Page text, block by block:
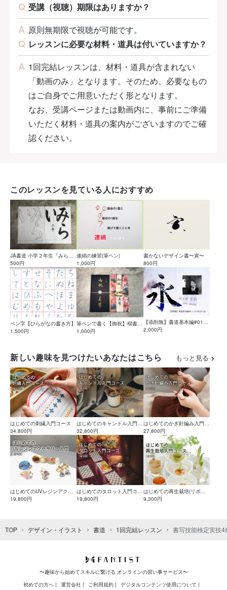
受講（視聴）期限はありますか？
原則無期限で視聴が可能です。
レッスンに必要な材料・道具は付いていますか？
1回完結レッスンは、材料・道具が含まれない
「動画のみ」となります。そのため、必要なもの
はご自身でご用意いただく形となります。
なお、受講ページまたは動画内に、事前にご準備
いただく材料・道具の案内がございますのでご確
認ください。
このレッスンを見ている人におすすめ
JA書道 小学２年生『みら
い』お手本PDF付き
500円
連綿の練習(筆ペン)
1,000円
書かないデザイン書〜寅〜
800円
ペン字【ひらがなの書き方】
1,500円
筆ペンで書く【御祝】楷書&
行書 参考動画
1,000円
【添削無】書道基本編#01_1
しっとり永字八法
2,000円
新しい趣味を見つけたいあなたはこちら もっと見る
はじめての刺繍入門コース
34,800円
はじめてのキャンドル入門コ
ース
32,800円
はじめてのかぎ針編み入門コ
ース
27,800円
はじめてのUVレジンアクセ
サリー入門コース
19,800円
はじめてのタロット入門コー
ス
19,800円
はじめての再生栽培(リボベ
ジ)入門コース
9,300円
TOP デザイン・イラスト 書道 1回完結レッスン 書写技能検定実技
〜趣味から始めてスキルに繋げる オンラインの習い事サービス〜
初めての方へ
運営会社 ご利用規約
デジタルコンテンツ使用について